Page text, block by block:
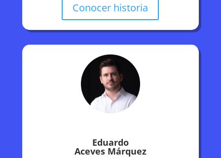
Conocer historia
Eduardo
Aceves Márquez